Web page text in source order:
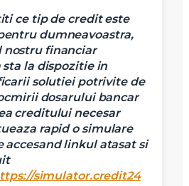
ce tip de credit este
dumneavoastra,
financiar
sta la dispozitie in
solutiei potrivite de
dosarului bancar
creditului necesar
rapid o simulare
accesand linkul atasat si
simulator.credit24